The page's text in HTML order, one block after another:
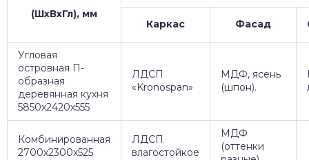
(ШхВхГл), мм
Каркас Фасад
Угловая
островная П-
образная
деревянная кухня
5850х2420х555
ЛДСП
«Kronospan»
МДФ, ясень
(шпон).
Комбинированная
2700х2300х525
ЛДСП
влагостойкое
МДФ
(оттенки